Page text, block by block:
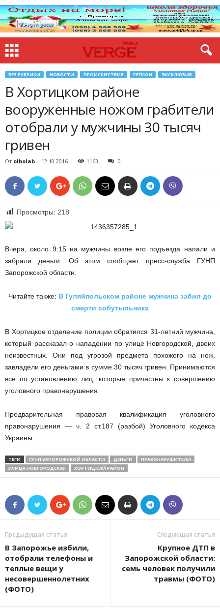
БЕЗ РУБРИКИ НОВОСТИ ПРОИСШЕСТВИЯ РЕГИОН ЭКСКЛЮЗИВ
В Хортицком районе
вооруженные ножом грабители
отобрали у мужчины 30 тысяч
гривен
От olbolab - 12.10.2016 1163 0
Просмотры: 218
Вчера, около 9:15 на мужчины возле его подъезда напали и
забрали деньги. Об этом сообщает пресс-служба ГУНП
Запорожской области.
Читайте также: В Гуляйпольском районе мужчина забил до
смерти собутыльника
В Хортицкое отделение полиции обратился 31-летний мужчина,
который рассказал о нападении по улице Новгородской, двоих
неизвестных. Они под угрозой предмета похожего на нож,
завладели его деньгами в сумме 30 тысяч гривен. Принимаются
все по установлению лиц, которые причастны к совершению
уголовного правонарушения.
Предварительная правовая квалификация уголовного
правонарушения — ч . 2 ст.187 (разбой) Уголовного кодекса
Украины.
ТЕГИ ГУНП ЗАПОРОЖСКОЙ ОБЛАСТИ ДЕНЬГИ
ПРАВОНАРУШИТЕЛИ
УЛИЦА НОВГОРОДСКАЯ
ХОРТИЦКИЙ РАЙОН
Предыдущая статья
В Запорожье избили,
отобрали телефоны и
теплые вещи у
несовершеннолетних
(ФОТО)
Следующая статья
Крупное ДТП в
Запорожской области:
семь человек получили
травмы (ФОТО)